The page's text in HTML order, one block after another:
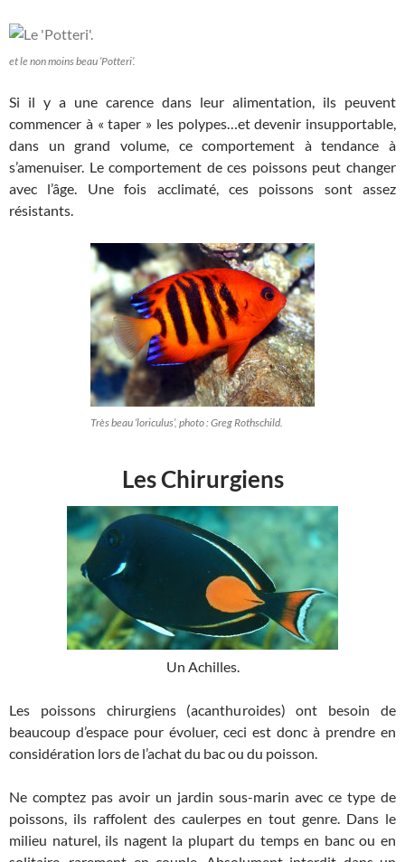
et le non moins beau ‘Potteri’.
Si il y a une carence dans leur alimentation, ils peuvent
commencer à « taper » les polypes…et devenir insupportable,
dans un grand volume, ce comportement à tendance à
s’amenuiser. Le comportement de ces poissons peut changer
avec l’âge. Une fois acclimaté, ces poissons sont assez
résistants.
Très beau ‘loriculus’, photo : Greg Rothschild.
Les Chirurgiens
Un Achilles.
Les poissons chirurgiens (acanthuroides) ont besoin de
beaucoup d’espace pour évoluer, ceci est donc à prendre en
considération lors de l’achat du bac ou du poisson.
Ne comptez pas avoir un jardin sous-marin avec ce type de
poissons, ils raffolent des caulerpes en tout genre. Dans le
milieu naturel, ils nagent la plupart du temps en banc ou en